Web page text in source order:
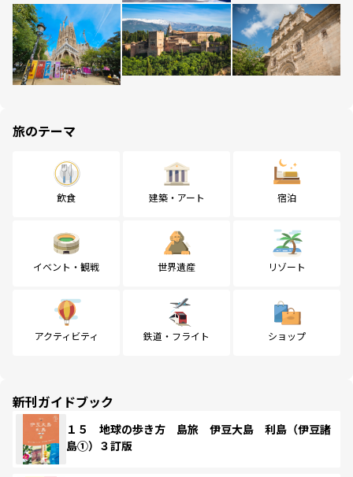
旅のテーマ
飲食 建築・アート 宿泊
イベント・観戦 世界遺産 リゾート
アクティビティ 鉄道・フライト ショップ
新刊ガイドブック
１５ 地球の歩き方 島旅 伊豆大島 利島（伊豆諸
島①）３訂版